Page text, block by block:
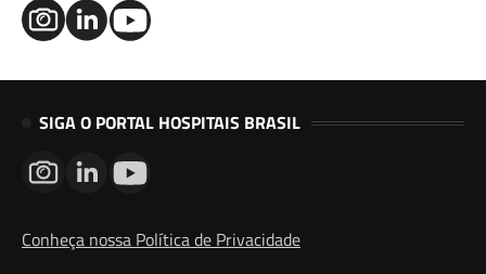
SIGA O PORTAL HOSPITAIS BRASIL
Conheça nossa Política de Privacidade